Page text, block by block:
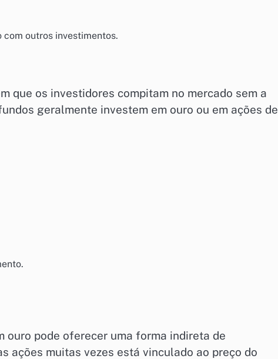
outros investimentos.
que os investidores compitam no mercado sem a
geralmente investem em ouro ou em ações de
ouro pode oferecer uma forma indireta de
ações muitas vezes está vinculado ao preço do